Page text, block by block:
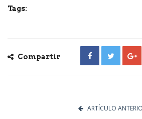
Tags:
Compartir
ARTÍCULO